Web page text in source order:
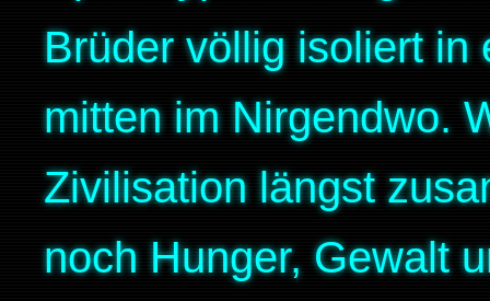
Brüder völlig isoliert in
mitten im Nirgendwo.
Zivilisation längst
noch Hunger, Gewalt